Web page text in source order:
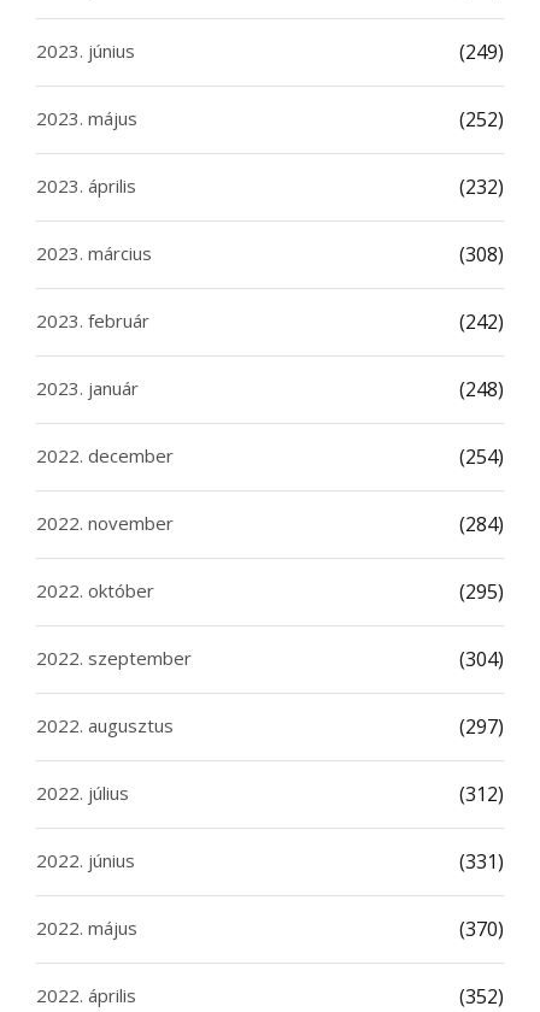
2023. június (249)
2023. május (252)
2023. április (232)
2023. március (308)
2023. február (242)
2023. január (248)
2022. december (254)
2022. november (284)
2022. október (295)
2022. szeptember (304)
2022. augusztus (297)
2022. július (312)
2022. június (331)
2022. május (370)
2022. április (352)